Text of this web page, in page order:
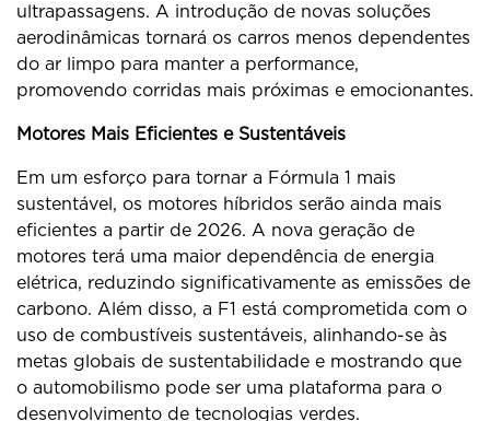
ultrapassagens. A introdução de novas soluções
aerodinâmicas tornará os carros menos dependentes
do ar limpo para manter a performance,
promovendo corridas mais próximas e emocionantes.
Motores Mais Eficientes e Sustentáveis
Em um esforço para tornar a Fórmula 1 mais
sustentável, os motores híbridos serão ainda mais
eficientes a partir de 2026. A nova geração de
motores terá uma maior dependência de energia
elétrica, reduzindo significativamente as emissões de
carbono. Além disso, a F1 está comprometida com o
uso de combustíveis sustentáveis, alinhando-se às
metas globais de sustentabilidade e mostrando que
o automobilismo pode ser uma plataforma para o
desenvolvimento de tecnologias verdes.